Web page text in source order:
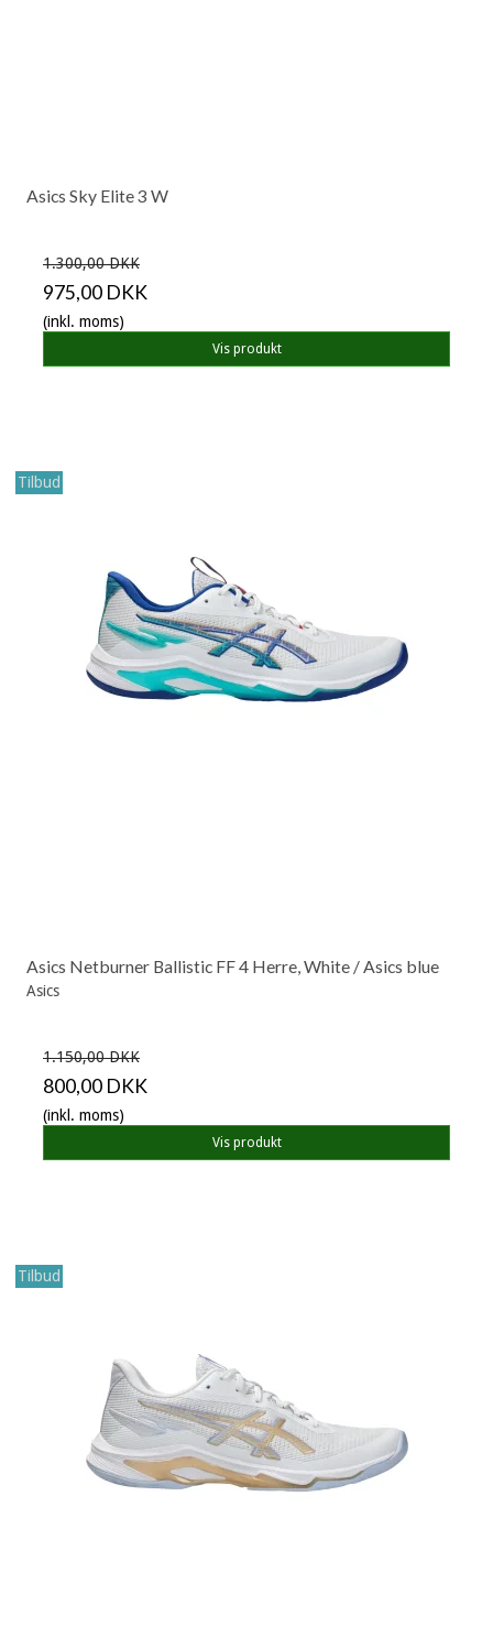
Asics Sky Elite 3 W
1.300,00 DKK
975,00 DKK
(inkl. moms)
Vis produkt
Tilbud
Asics Netburner Ballistic FF 4 Herre, White / Asics blue
Asics
1.150,00 DKK
800,00 DKK
(inkl. moms)
Vis produkt
Tilbud